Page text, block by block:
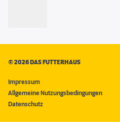
©2026 DAS FUTTERHAUS
Impressum
Allgemeine Nutzungsbedingungen
Datenschutz